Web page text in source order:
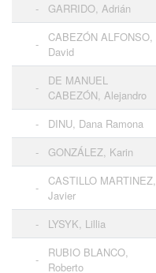
- GARRIDO, Adrián
-
CABEZÓN ALFONSO,
David
-
DE MANUEL
CABEZÓN, Alejandro
- DINU, Dana Ramona
-
GONZÁLEZ, Karin
-
CASTILLO MARTINEZ,
Javier
- LYSYK, Lillia
-
RUBIO BLANCO,
Roberto